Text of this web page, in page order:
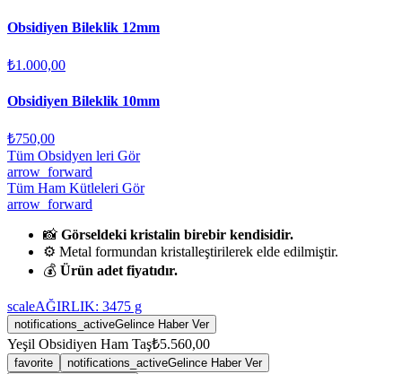
Obsidiyen Bileklik 12mm
₺1.000,00
Obsidiyen Bileklik 10mm
₺750,00
Tüm Obsidyen leri Gör
arrow_forward
Tüm Ham Kütleleri Gör
arrow_forward
📸 Görseldeki kristalin birebir kendisidir.
⚙️ Metal formundan kristalleştirilerek elde edilmiştir.
💰 Ürün adet fiyatıdır.
scaleAĞIRLIK: 3475 g
notifications_activeGelince Haber Ver
Yeşil Obsidiyen Ham Taş₺5.560,00
favorite notifications_activeGelince Haber Ver